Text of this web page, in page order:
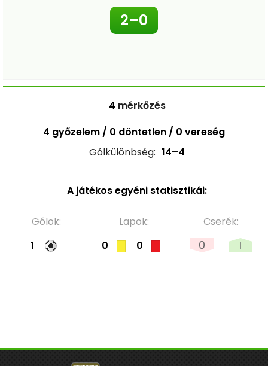
2–0
4 mérkőzés
4 győzelem / 0 döntetlen / 0 vereség
Gólkülönbség: 14–4
A játékos egyéni statisztikái:
Gólok:
1
Lapok:
0
0
Cserék:
0 1